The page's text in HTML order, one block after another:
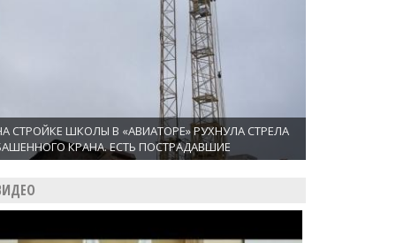
СТРОЙКЕ ШКОЛЫ В «АВИАТОРЕ» РУХНУЛА СТРЕЛА
КРАНА. ЕСТЬ ПОСТРАДАВШИЕ